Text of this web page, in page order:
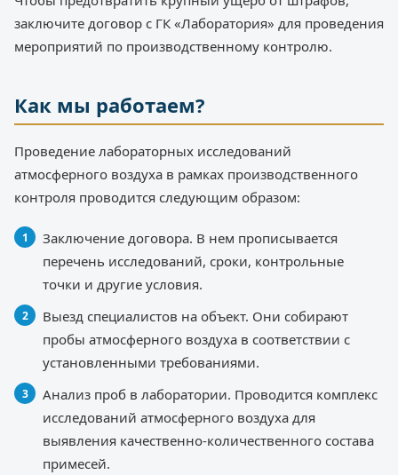
заключите договор с ГК «Лаборатория» для проведения
мероприятий по производственному контролю.
Как мы работаем?
Проведение лабораторных исследований
атмосферного воздуха в рамках производственного
контроля проводится следующим образом:
Заключение договора. В нем прописывается
перечень исследований, сроки, контрольные
точки и другие условия.
Выезд специалистов на объект. Они собирают
пробы атмосферного воздуха в соответствии с
установленными требованиями.
Анализ проб в лаборатории. Проводится комплекс
исследований атмосферного воздуха для
выявления качественно-количественного состава
примесей.